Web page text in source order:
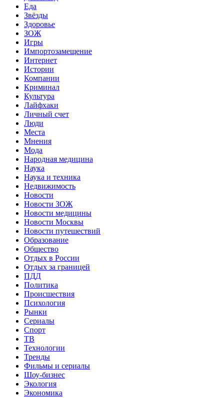
Еда
Звёзды
Здоровье
ЗОЖ
Игры
Импортозамещение
Интернет
Истории
Компании
Криминал
Культура
Лайфхаки
Личный счет
Люди
Места
Мнения
Мода
Народная медицина
Наука
Наука и техника
Недвижимость
Новости
Новости ЗОЖ
Новости медицины
Новости Москвы
Новости путешествий
Образование
Общество
Отдых в России
Отдых за границей
ПДД
Политика
Происшествия
Психология
Рынки
Сериалы
Спорт
ТВ
Технологии
Тренды
Фильмы и сериалы
Шоу-бизнес
Экология
Экономика